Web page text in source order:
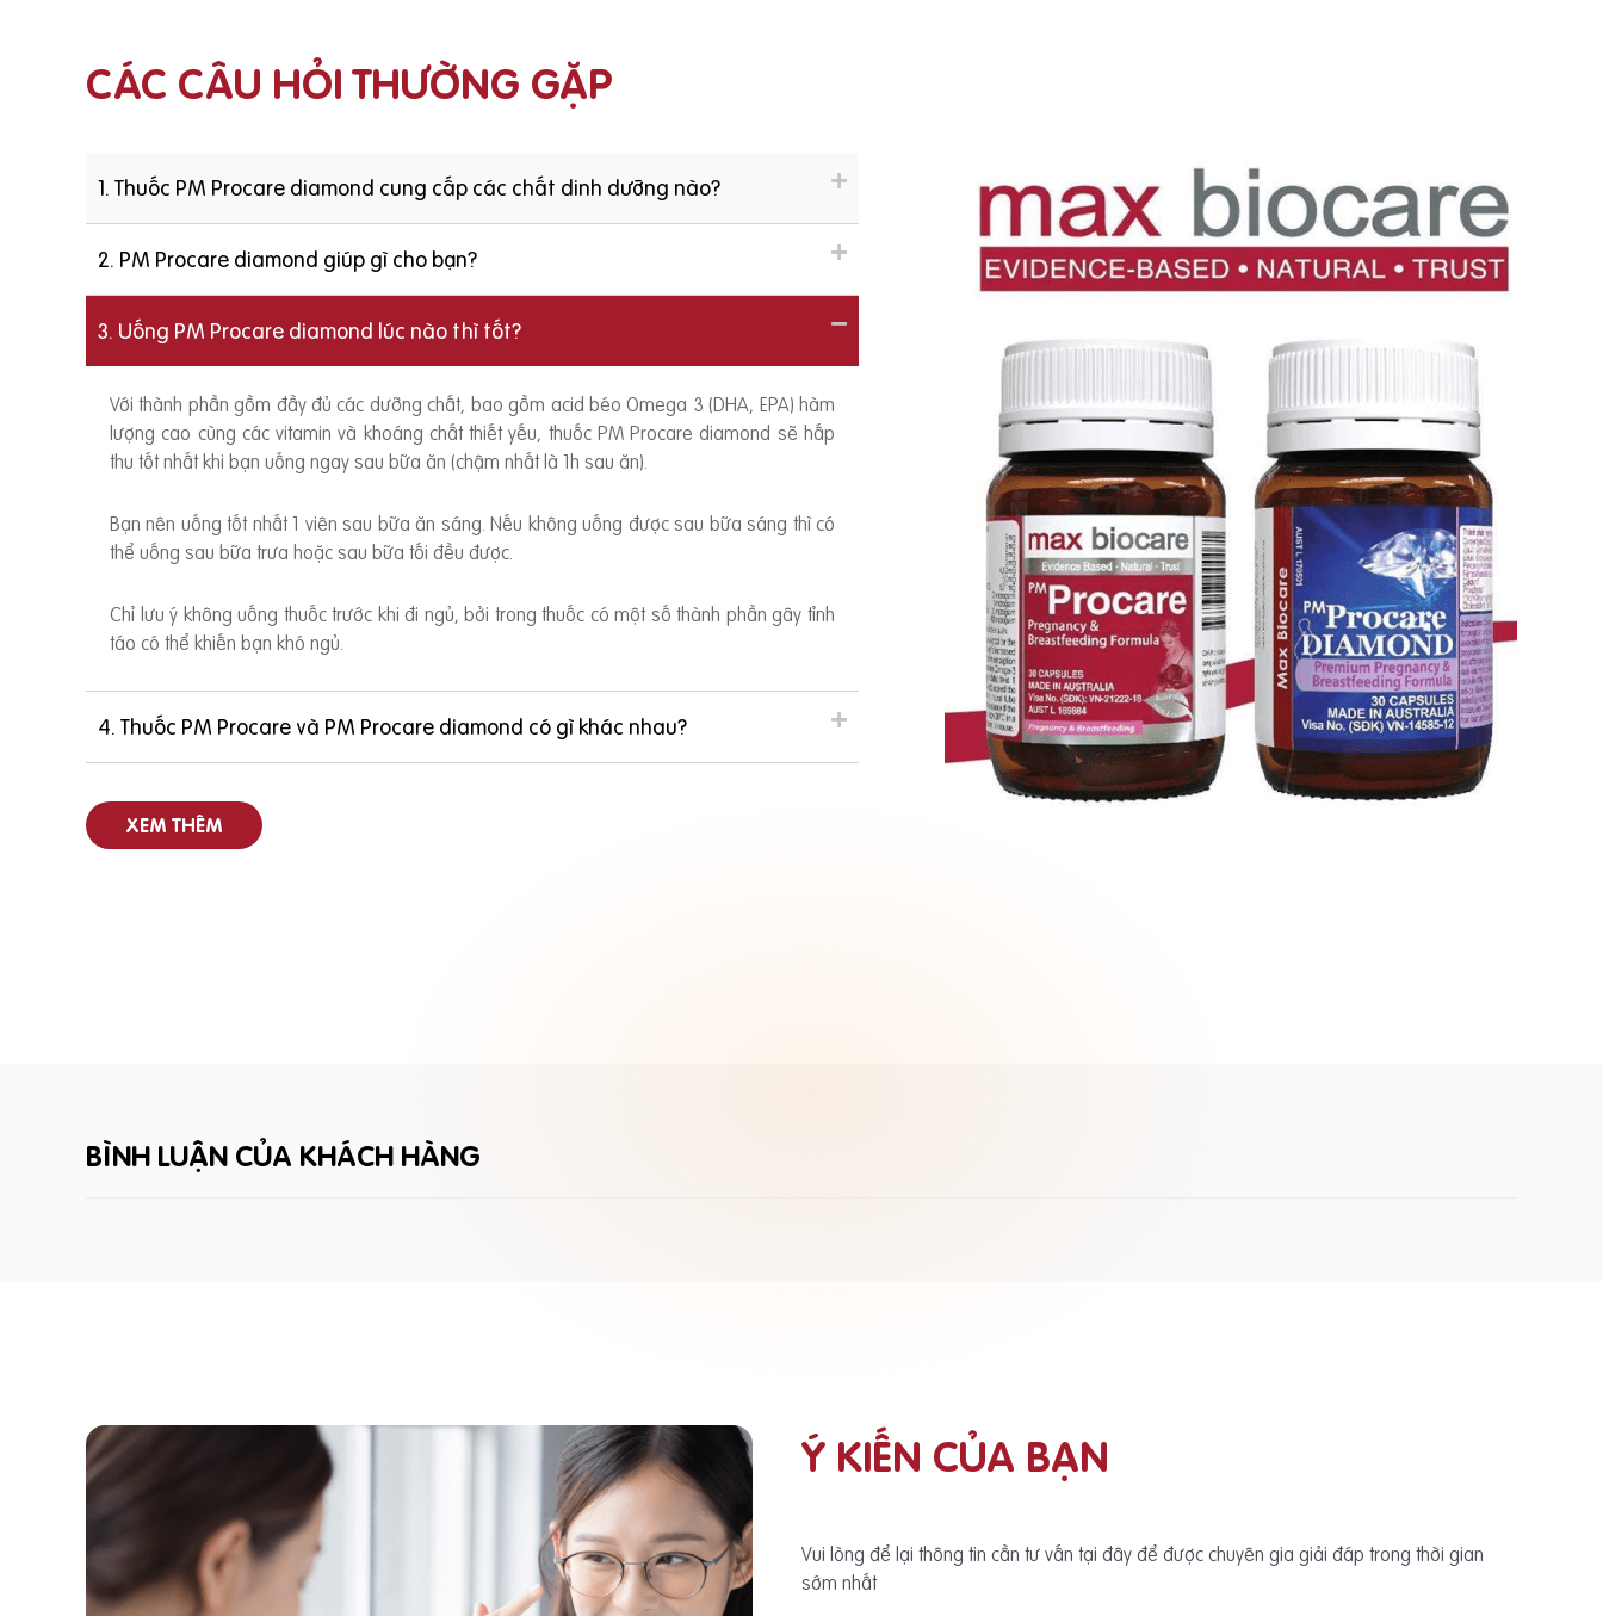
CÁC CÂU HỎI THƯỜNG GẶP
1. Thuốc PM Procare diamond cung cấp các chất dinh dưỡng nào?
2. PM Procare diamond giúp gì cho bạn?
3. Uống PM Procare diamond lúc nào thì tốt?
Với thành phần gồm đầy đủ các dưỡng chất, bao gồm acid béo Omega 3 (DHA, EPA) hàm
lượng cao cùng các vitamin và khoáng chất thiết yếu, thuốc PM Procare diamond sẽ hấp
thu tốt nhất khi bạn uống ngay sau bữa ăn (chậm nhất là 1h sau ăn).
Bạn nên uống tốt nhất 1 viên sau bữa ăn sáng. Nếu không uống được sau bữa sáng thì có
thể uống sau bữa trưa hoặc sau bữa tối đều được.
Chỉ lưu ý không uống thuốc trước khi đi ngủ, bởi trong thuốc có một số thành phần gây tỉnh
táo có thể khiến bạn khó ngủ.
4. Thuốc PM Procare và PM Procare diamond có gì khác nhau?
XEM THÊM
BÌNH LUẬN CỦA KHÁCH HÀNG
Ý KIẾN CỦA BẠN
Vui lòng để lại thông tin cần tư vấn tại đây để được chuyên gia giải đáp trong thời gian
sớm nhất